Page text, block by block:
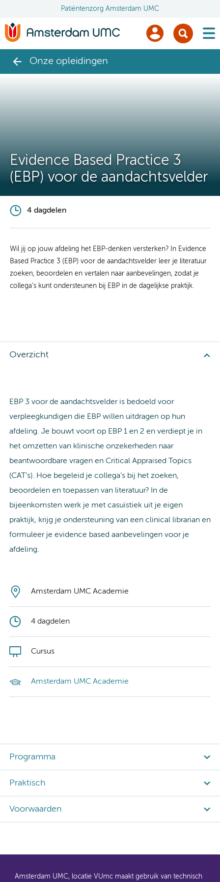
Patiëntenzorg Amsterdam UMC
Onze opleidingen
Evidence Based Practice 3
(EBP) voor de aandachtsvelder
4 dagdelen
Wil jij op jouw afdeling het EBP-denken versterken? In Evidence
Based Practice 3 (EBP) voor de aandachtsvelder leer je literatuur
zoeken, beoordelen en vertalen naar aanbevelingen, zodat je
collega’s kunt ondersteunen bij EBP in de dagelijkse praktijk.
Overzicht
EBP 3 voor de aandachtsvelder is bedoeld voor
verpleegkundigen die EBP willen uitdragen op hun
afdeling. Je bouwt voort op EBP 1 en 2 en verdiept je in
het omzetten van klinische onzekerheden naar
beantwoordbare vragen en Critical Appraised Topics
(CAT’s). Hoe begeleid je collega’s bij het zoeken,
beoordelen en toepassen van literatuur? In de
bijeenkomsten werk je met casuïstiek uit je eigen
praktijk, krijg je ondersteuning van een clinical librarian en
formuleer je evidence based aanbevelingen voor je
afdeling.
Amsterdam UMC Academie
4 dagdelen
Cursus
Amsterdam UMC Academie
Programma
Praktisch
Voorwaarden
Amsterdam UMC, locatie VUmc maakt gebruik van technisch